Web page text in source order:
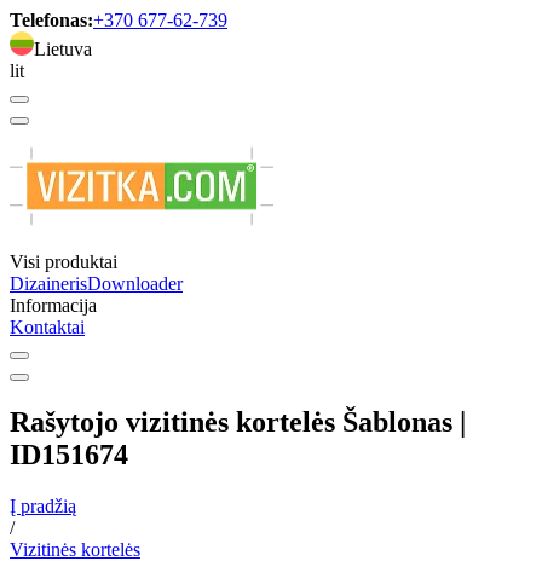
Telefonas:+370 677-62-739
Lietuva
lit
Visi produktai
DizainerisDownloader
Informacija
Kontaktai
Rašytojo vizitinės kortelės Šablonas |
ID151674
Į pradžią
/
Vizitinės kortelės